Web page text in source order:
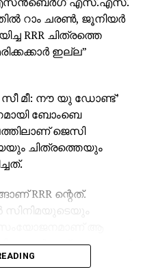
റാം ചരണ്‍, ജൂനിയര്‍
RRR ചിത്രത്തെ
ഇല്ല”
മീ: നൗ യു ഡോണ്ട്’
ബോംബെ
ജെസി
ചിത്രത്തെയും
RRR ന്റെത്.
ഇല്ലെന്നതാണ്
ഐസന്‍ബെര്‍ഗ് പറഞ്ഞു.